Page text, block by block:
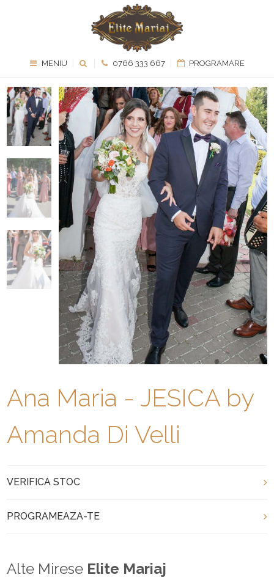
MENIU 0766 333 667 PROGRAMARE
Ana Maria - JESICA by
Amanda Di Velli
VERIFICA STOC
PROGRAMEAZA-TE
Alte Mirese Elite Mariaj